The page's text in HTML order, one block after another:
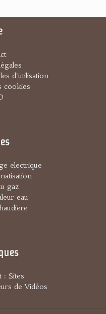
d'utilisation
cookies
electrique
gaz
eau
: Sites
de Vidéos